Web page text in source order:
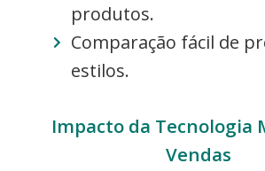
produtos.
Comparação fácil de
estilos.
Impacto da Tecnologia
Vendas